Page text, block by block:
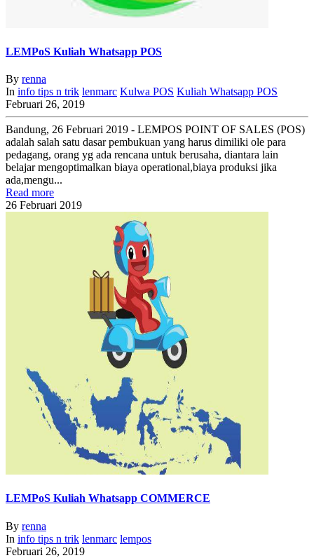
LEMPoS Kuliah Whatsapp POS
By renna
In info tips n trik lenmarc Kulwa POS Kuliah Whatsapp POS
Februari 26, 2019
Bandung, 26 Februari 2019 - LEMPOS POINT OF SALES (POS)
adalah salah satu dasar pembukuan yang harus dimiliki ole para
pedagang, orang yg ada rencana untuk berusaha, diantara lain
belajar mengoptimalkan biaya operational,biaya produksi jika
ada,mengu...
Read more
26 Februari 2019
LEMPoS Kuliah Whatsapp COMMERCE
By renna
In info tips n trik lenmarc lempos
Februari 26, 2019